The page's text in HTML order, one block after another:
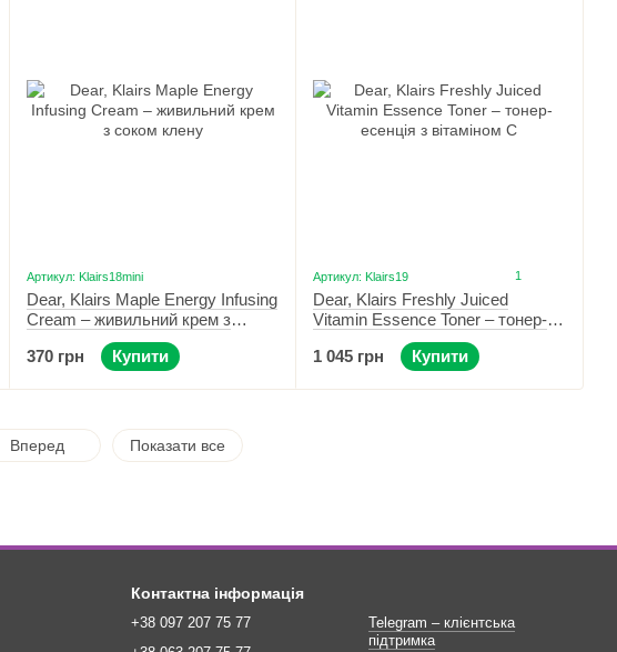
Артикул: Klairs18mini
Dear, Klairs Maple Energy Infusing
Cream – живильний крем з
соком клену 15 г
370 грн
Купити
Артикул: Klairs19 1
Dear, Klairs Freshly Juiced
Vitamin Essence Toner – тонер-
есенція з вітаміном C 180 мл
1 045 грн
Купити
Вперед Показати все
Контактна інформація
+38 097 207 75 77
Telegram – клієнтська
підтримка